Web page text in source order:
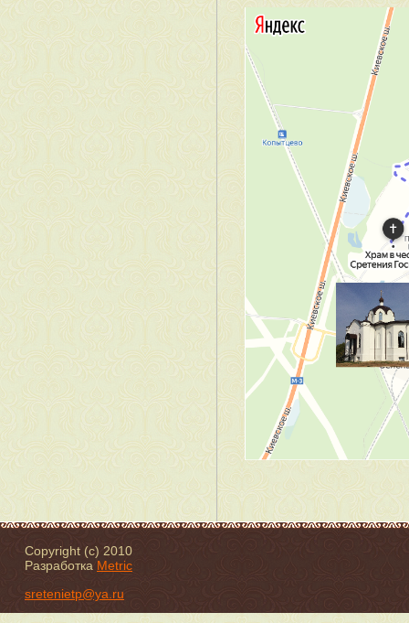
Copyright (c) 2010
Разработка Metric
sretenietp@ya.ru